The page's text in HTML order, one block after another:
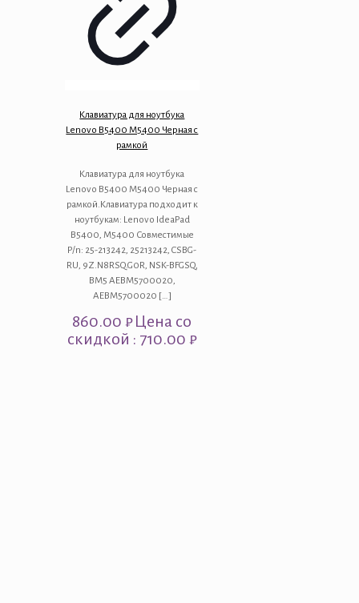
Клавиатура для ноутбука
Lenovo B5400 M5400 Черная с
рамкой
Клавиатура для ноутбука
Lenovo B5400 M5400 Черная с
рамкой.Клавиатура подходит к
ноутбукам: Lenovo IdeaPad
B5400, M5400 Совместимые
P/n: 25-213242, 25213242, CSBG-
RU, 9Z.N8RSQ.G0R, NSK-BFGSQ,
BM5 AEBM5700020,
AEBM5700020 […]
860.00₽Цена со
скидкой : 710.00 ₽